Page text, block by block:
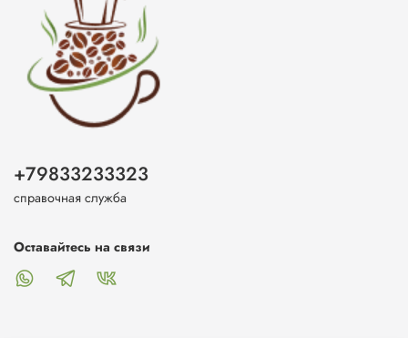
+79833233323
справочная служба
Оставайтесь на связи